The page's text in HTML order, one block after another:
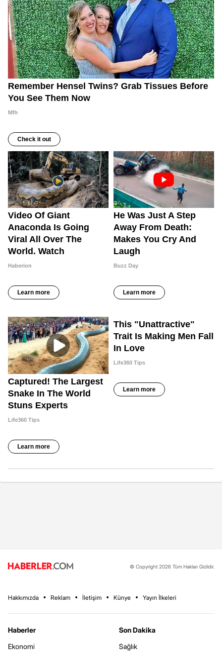
© Copyright 2026 Tüm Hakları Gizlidir.
Hakkımızda Reklam İletişim Künye Yayın İlkeleri
Haberler
Ekonomi
Son Dakika
Sağlık